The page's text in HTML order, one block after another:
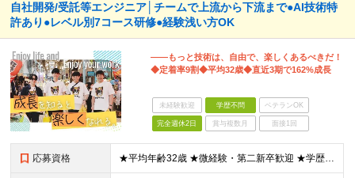
自社開発/受託等エンジニア│チームで上流から下流まで●AI技術特
許あり●レベル別7コース研修●経験浅い方OK
――もっと技術は、自由で、楽しくあるべきだ！
◆定着率9割◆平均32歳◆直近3期で162%成長
未経験歓迎 学歴不問 ベテランOK
完全週休2日 賞与複数月 面接1回
応募資格 ★平均年齢32歳 ★微経験・第二新卒歓迎 ★学歴不問 ★人柄重視の採用 ＊＊＊＊＊＊＊＊＊＊＊ ■ 何かしらのITエンジニアとしての経験をお持ちの方 （年数は問いません） ○IT事務やヘルプデスク